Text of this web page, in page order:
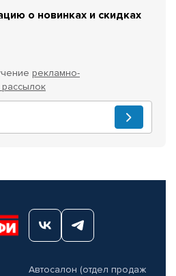
о новинках и скидках
рекламно-
Автосалон (отдел продаж